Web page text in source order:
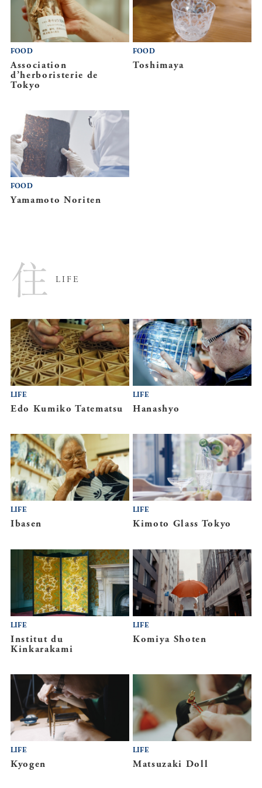
Association
d’herboristerie de
Tokyo
FOOD
Toshimaya
FOOD
Yamamoto Noriten
FOOD
LIFE
Edo Kumiko Tatematsu
LIFE
Hanashyo
LIFE
Ibasen
LIFE
Kimoto Glass Tokyo
LIFE
Institut du
Kinkarakami
LIFE
Komiya Shoten
LIFE
Kyogen
LIFE
Matsuzaki Doll
LIFE